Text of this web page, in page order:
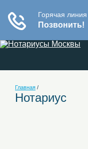
Главная /
Нотариус